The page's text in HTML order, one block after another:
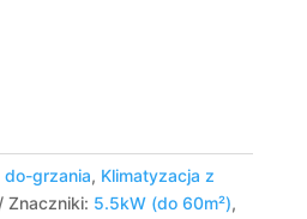
do-grzania, Klimatyzacja z
Znaczniki: 5.5kW (do 60m²),